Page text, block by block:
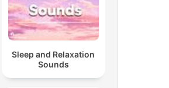
Sleep and Relaxation
Sounds